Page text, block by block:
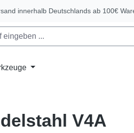
innerhalb Deutschlands ab 100€
V4A